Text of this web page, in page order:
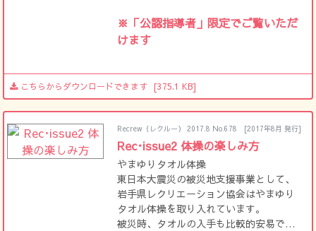
※「公認指導者」限定でご覧いただ
けます
こちらからダウンロードできます [375.1 KB]
Recrew（レクルー） 2017.8 No.678 [2017年8月 発行]
Rec･issue2 体操の楽しみ方
やまゆりタオル体操
東日本大震災の被災地支援事業として、
岩手県レクリエーション協会はやまゆり
タオル体操を取り入れています。
被災時、タオルの入手も比較的安易で、